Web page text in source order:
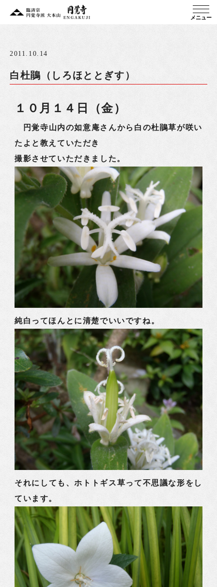
メニュー
2011.10.14
白杜鵑（しろほととぎす）
１０月１４日（金）
円覚寺山内の如意庵さんから白の杜鵑草が咲い
たよと教えていただき
撮影させていただきました。
純白ってほんとに清楚でいいですね。
それにしても、ホトトギス草って不思議な形をし
ています。